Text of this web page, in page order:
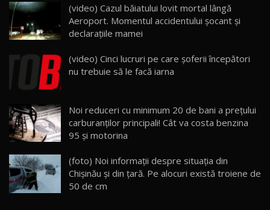
Lynk & Co 01 / Test Drive AutoBlog.MD
25:19
ZEEKR 009: Cel mai Performant și Confortabil
Van Electric Testat în Moldova / AutoBlog.MD
26:38
25
mai Exclusiv și Puternic Defender Testat în
Moldova
32:21
26
AutoBlog.MD
10:57
(video) Cazul băiatului lovit mortal lângă
Aeroport. Momentul accidentului şocant şi
declaraţiile mamei
(video) Cinci lucruri pe care şoferii începători
nu trebuie să le facă iarna
Noi reduceri cu minimum 20 de bani a preţului
carburanților principali! Cât va costa benzina
95 şi motorina
(foto) Noi informaţii despre situaţia din
Chişinău şi din ţară. Pe alocuri există troiene de
50 de cm